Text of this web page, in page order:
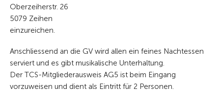
Oberzeiherstr. 26
5079 Zeihen
einzureichen.
Anschliessend an die GV wird allen ein feines Nachtessen
serviert und es gibt musikalische Unterhaltung.
Der TCS-Mitgliederausweis AG5 ist beim Eingang
vorzuweisen und dient als Eintritt für 2 Personen.